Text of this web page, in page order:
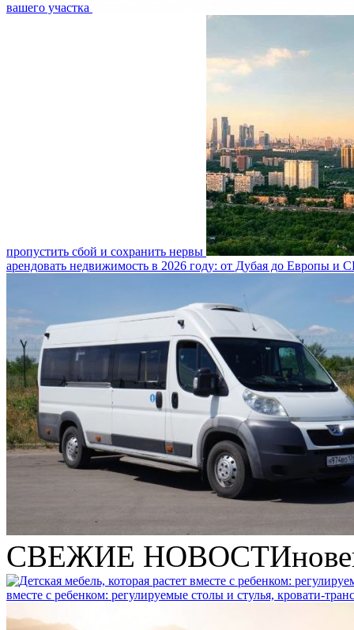
вашего участка
пропустить сбой и сохранить нервы
арендовать недвижимость в 2026 году: от Дубая до Европы и
СВЕЖИЕ НОВОСТИ
вместе с ребенком: регулируемые столы и стулья, кровати-